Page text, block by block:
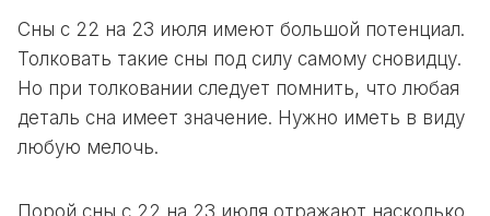
Сны с 22 на 23 июля имеют большой потенциал.
Толковать такие сны под силу самому сновидцу.
Но при толковании следует помнить, что любая
деталь сна имеет значение. Нужно иметь в виду
любую мелочь.